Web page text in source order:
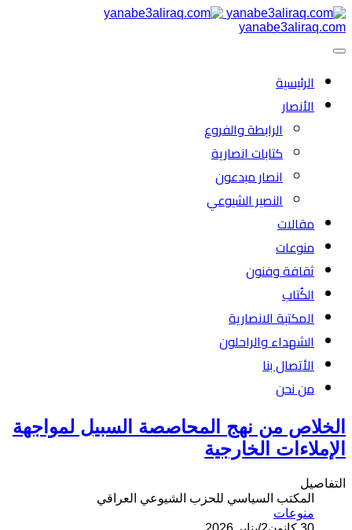
yanabe3aliraq.com
الرئیسية
الأنصار
الرابطة والفروع
كتابات انصارية
انصار مبدعون
النصیر الشیوعي
مقالات
منوعات
ثقافة وفنون
الكُتاب
المكتبة الانصارية
الشهداء والراحلون
الأتصال بنا
من نحن
الخلاص من نهج المحاصصة السبيل لمواجهة
الإملاءات الخارجية
التفاصيل
المكتب السياسي للحزب الشيوعي العراقي
منوعات